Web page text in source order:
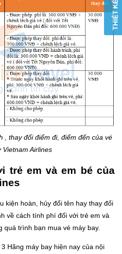
, thay đổi điểm đi, điểm đến của vé
Vietnam Airlines
trẻ em và em bé của
kiện hoàn, hủy đổi tên hay thay đổi
về cách tính phí đối với trẻ em và
quá trình bạn mua vé máy bay.
Hãng máy bay hiện nay của nội